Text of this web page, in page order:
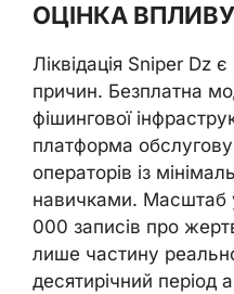
ОЦІНКА
Ліквідація Sniper Dz
причин. Безплатна
фішингової
платформа
операторів із
навичками. Масштаб
000 записів про
лише частину
десятирічний період